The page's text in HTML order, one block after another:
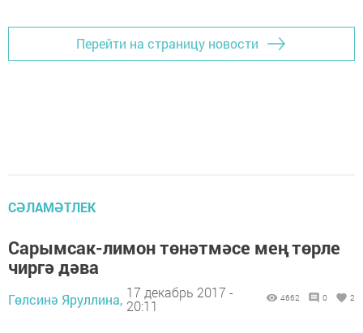
Перейти на страницу новости
СӘЛАМӘТЛЕК
Сарымсак-лимон төнәтмәсе мең төрле
чиргә дәва
Гөлсинә Яруллина, 17 декабрь 2017 -
20:11
4662 0 2